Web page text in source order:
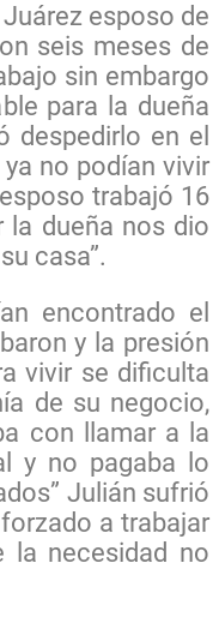
esposo de
seis meses de
sin embargo
para la dueña
despedirlo en el
no podían vivir
trabajó 16
la dueña nos dio
casa”.
encontrado el
y la presión
vivir se dificulta
de su negocio,
con llamar a la
y no pagaba lo
Julián sufrió
a trabajar
la necesidad no